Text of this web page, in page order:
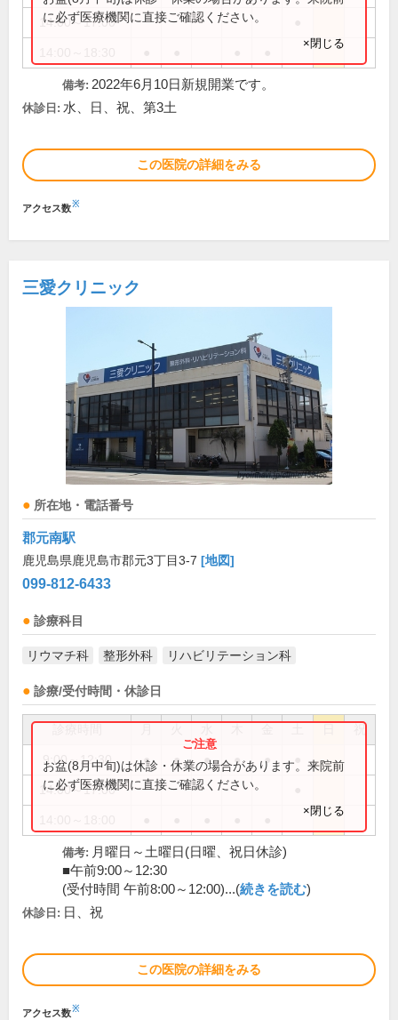
14:00～17:00
に必ず医療機関に直接ご確認ください。
×閉じる
備考: 2022年6月10日新規開業です。
休診日: 水、日、祝、第3土
この医院の詳細をみる
アクセス数※
三愛クリニック
所在地・電話番号
郡元南駅
鹿児島県鹿児島市郡元3丁目3-7 [地図]
099-812-6433
診療科目
リウマチ科 整形外科 リハビリテーション科
診療/受付時間・休診日
祝
9:00～12:30 ● ● ● ● ●
14:00～17:00
お盆(8月中旬)は休診・休業の場合があります。来院前
に必ず医療機関に直接ご確認ください。
×閉じる
備考: 月曜日～土曜日(日曜、祝日休診)
■午前9:00～12:30
(受付時間 午前8:00～12:00)...(続きを読む)
休診日: 日、祝
この医院の詳細をみる
アクセス数※